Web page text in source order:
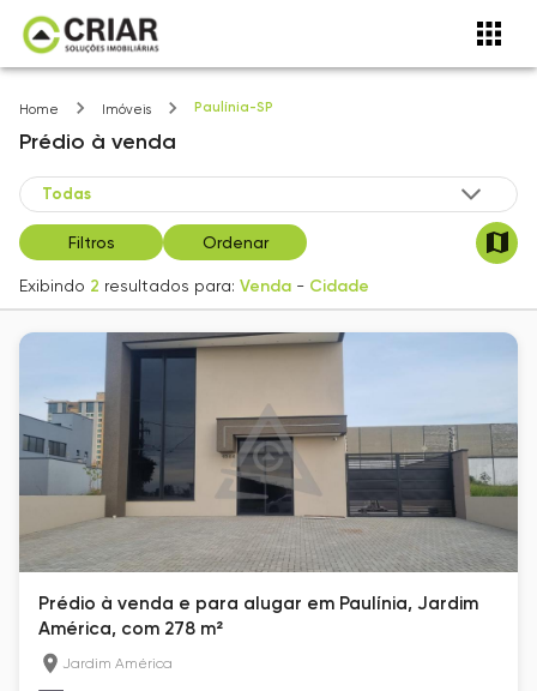
Home Imóveis Paulínia-SP
Prédio à venda
Filtros Ordenar
Exibindo 2 resultados para: Venda - Cidade
Prédio à venda e para alugar em Paulínia, Jardim
América, com 278 m²
Jardim América